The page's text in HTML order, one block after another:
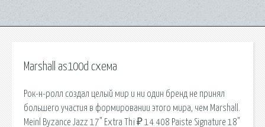
Marshall as100d схема
Рок-н-ролл создал целый мир и ни один бренд не принял
большего участия в формировании этого мира, чем Marshall.
Meinl Byzance Jazz 17" Extra Thi ₽ 14 408 Paiste Signature 18"